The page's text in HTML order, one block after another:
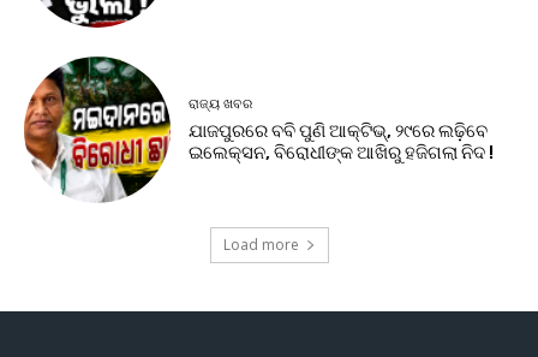
ରାଜ୍ୟ ଖବର
ଯାଜପୁରରେ ବବି ପୁଣି ଆକ୍ଟିଭ୍, ୨୯ରେ ଲଢ଼ିବେ
ଇଲେକ୍ସନ, ବିରୋଧୀଙ୍କ ଆଖିରୁ ହଜିଗଲା ନିଦ !
Load more